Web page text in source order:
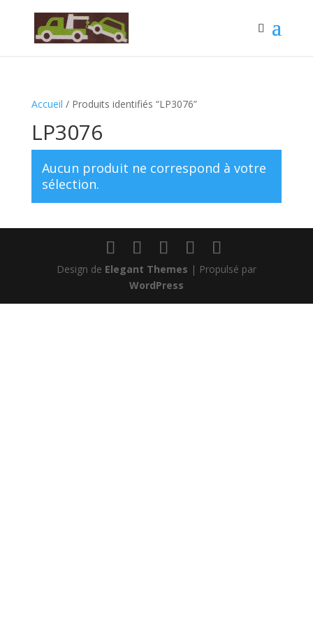
Accueil / Produits identifiés “LP3076”
LP3076
Aucun produit ne correspond à votre
sélection.
Design de Elegant Themes | Propulsé par
WordPress